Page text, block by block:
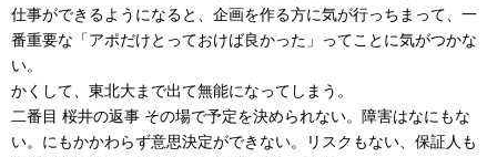
仕事ができるようになると、企画を作る方に気が行っちまって、一
番重要な「アポだけとっておけば良かった」ってことに気がつかな
い。
かくして、東北大まで出て無能になってしまう。
二番目 桜井の返事 その場で予定を決められない。障害はなにもな
い。にもかかわらず意思決定ができない。リスクもない、保証人も